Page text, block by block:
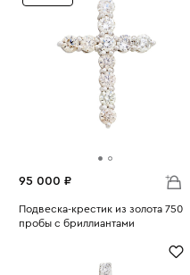
95 000 ₽
Подвеска-крестик из золота 750
пробы с бриллиантами